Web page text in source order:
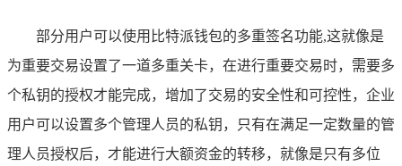
部分用户可以使用比特派钱包的多重签名功能,这就像是
为重要交易设置了一道多重关卡，在进行重要交易时，需要多
个私钥的授权才能完成，增加了交易的安全性和可控性，企业
用户可以设置多个管理人员的私钥，只有在满足一定数量的管
理人员授权后，才能进行大额资金的转移，就像是只有多位